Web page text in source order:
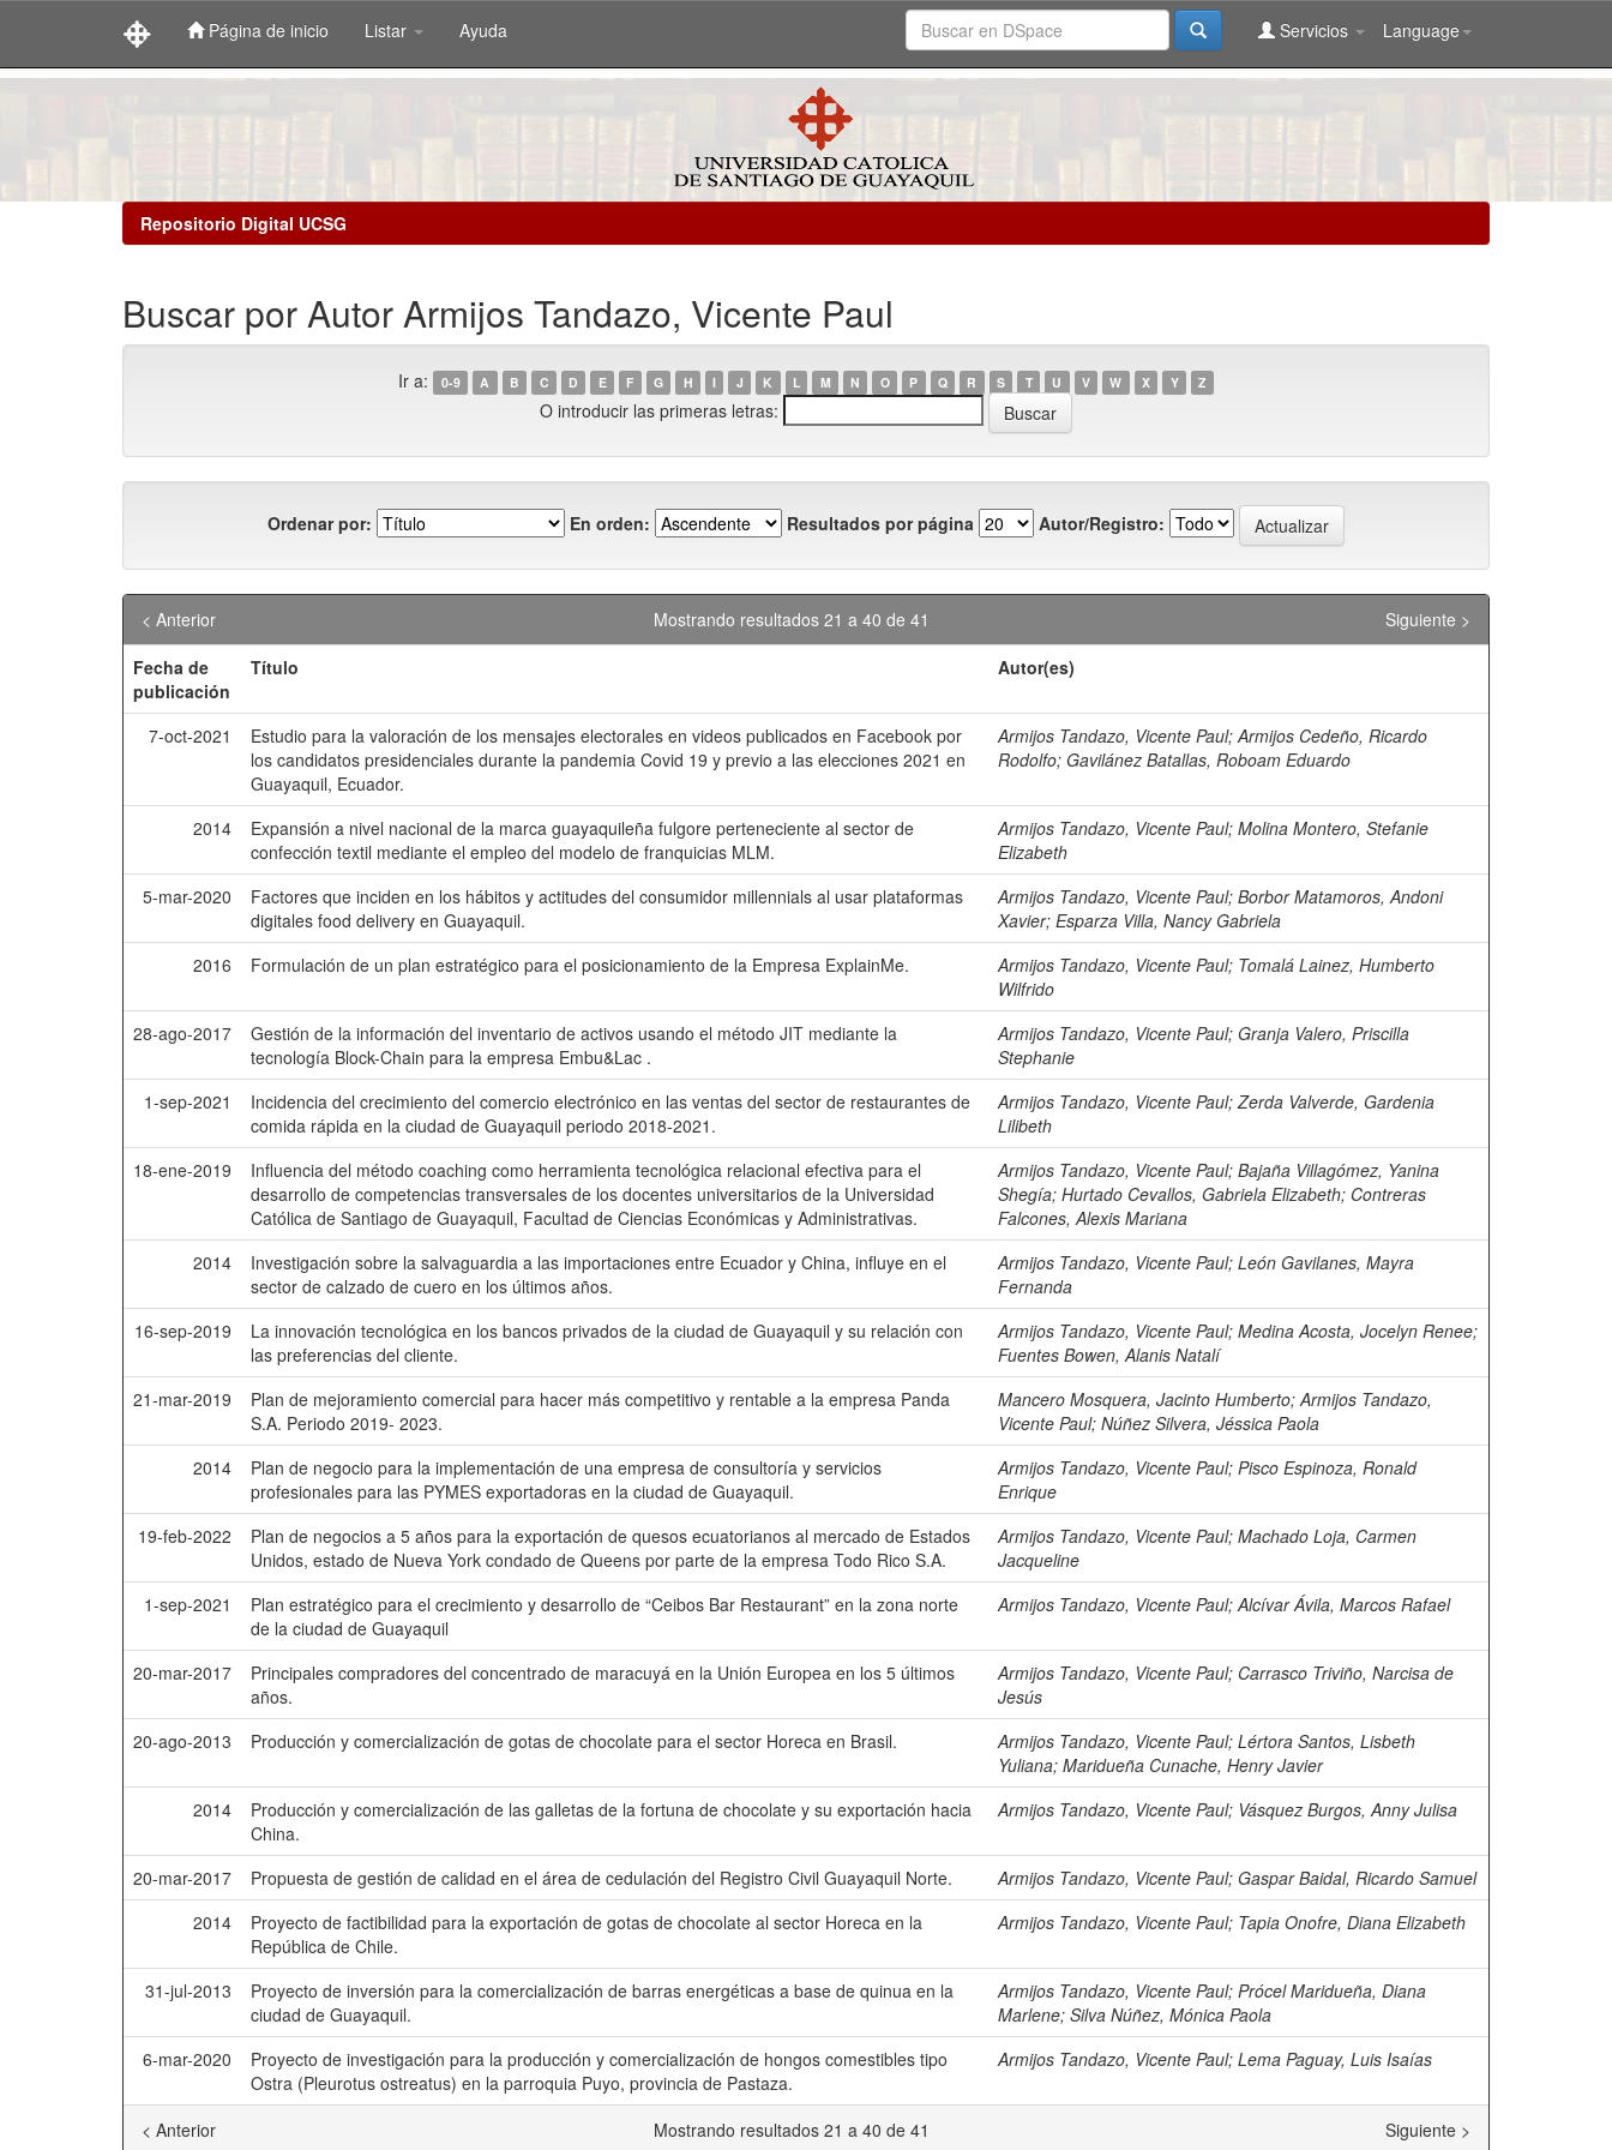
Página de inicio Listar Ayuda Language
Servicios
Repositorio Digital UCSG
Buscar por Autor Armijos Tandazo, Vicente Paul
Ir a: 0-9 A B C D E F G H I J K L M N O P Q R S T U V W X Y Z
O introducir las primeras letras:
Ordenar por: En orden: Resultados por página Autor/Registro:
Mostrando resultados 21 a 40 de 41
< Anterior
Siguiente >
Fecha de
publicación
Título Autor(es)
7-oct-2021
Estudio para la valoración de los mensajes electorales en videos publicados en Facebook por
los candidatos presidenciales durante la pandemia Covid 19 y previo a las elecciones 2021 en
Guayaquil, Ecuador.
Armijos Tandazo, Vicente Paul;Armijos Cedeño, Ricardo
Rodolfo; Gavilánez Batallas, Roboam Eduardo
2014
Expansión a nivel nacional de la marca guayaquileña fulgore perteneciente al sector de
confección textil mediante el empleo del modelo de franquicias MLM.
Armijos Tandazo, Vicente Paul; Molina Montero, Stefanie
Elizabeth
5-mar-2020
Factores que inciden en los hábitos y actitudes del consumidor millennials al usar plataformas
digitales food delivery en Guayaquil.
Armijos Tandazo, Vicente Paul; Borbor Matamoros, Andoni
Xavier; Esparza Villa, Nancy Gabriela
2016
Formulación de un plan estratégico para el posicionamiento de la Empresa ExplainMe. Armijos Tandazo, Vicente Paul; Tomalá Lainez, Humberto
Wilfrido
28-ago-2017
Gestión de la información del inventario de activos usando el método JIT mediante la
tecnología Block-Chain para la empresa Embu&Lac .
Armijos Tandazo, Vicente Paul; Granja Valero, Priscilla
Stephanie
1-sep-2021
Incidencia del crecimiento del comercio electrónico en las ventas del sector de restaurantes de
comida rápida en la ciudad de Guayaquil periodo 2018-2021.
Armijos Tandazo, Vicente Paul;Zerda Valverde, Gardenia
Lilibeth
18-ene-2019
Influencia del método coaching como herramienta tecnológica relacional efectiva para el
desarrollo de competencias transversales de los docentes universitarios de la Universidad
Católica de Santiago de Guayaquil, Facultad de Ciencias Económicas y Administrativas.
Armijos Tandazo, Vicente Paul; Bajaña Villagómez, Yanina
Shegía; Hurtado Cevallos, Gabriela Elizabeth; Contreras
Falcones, Alexis Mariana
2014
Investigación sobre la salvaguardia a las importaciones entre Ecuador y China, influye en el
sector de calzado de cuero en los últimos años.
Armijos Tandazo, Vicente Paul; León Gavilanes, Mayra
Fernanda
16-sep-2019
La innovación tecnológica en los bancos privados de la ciudad de Guayaquil y su relación con
las preferencias del cliente.
Armijos Tandazo, Vicente Paul; Medina Acosta, Jocelyn Renee;
Fuentes Bowen, Alanis Natalí
21-mar-2019
Plan de mejoramiento comercial para hacer más competitivo y rentable a la empresa Panda
S.A. Periodo 2019- 2023.
Mancero Mosquera, Jacinto Humberto;Armijos Tandazo,
Vicente Paul; Núñez Silvera, Jéssica Paola
2014
Plan de negocio para la implementación de una empresa de consultoría y servicios
profesionales para las PYMES exportadoras en la ciudad de Guayaquil.
Armijos Tandazo, Vicente Paul; Pisco Espinoza, Ronald
Enrique
19-feb-2022
Plan de negocios a 5 años para la exportación de quesos ecuatorianos al mercado de Estados
Unidos, estado de Nueva York condado de Queens por parte de la empresa Todo Rico S.A.
Armijos Tandazo, Vicente Paul; Machado Loja, Carmen
Jacqueline
1-sep-2021
Plan estratégico para el crecimiento y desarrollo de “Ceibos Bar Restaurant” en la zona norte
de la ciudad de Guayaquil
Armijos Tandazo, Vicente Paul;Alcívar Ávila, Marcos Rafael
20-mar-2017
Principales compradores del concentrado de maracuyá en la Unión Europea en los 5 últimos
años.
Armijos Tandazo, Vicente Paul; Carrasco Triviño, Narcisa de
Jesús
20-ago-2013
Producción y comercialización de gotas de chocolate para el sector Horeca en Brasil. Armijos Tandazo, Vicente Paul; Lértora Santos, Lisbeth
Yuliana; Maridueña Cunache, Henry Javier
2014
Producción y comercialización de las galletas de la fortuna de chocolate y su exportación hacia
China.
Armijos Tandazo, Vicente Paul; Vásquez Burgos, Anny Julisa
20-mar-2017 Propuesta de gestión de calidad en el área de cedulación del Registro Civil Guayaquil Norte. Armijos Tandazo, Vicente Paul; Gaspar Baidal, Ricardo Samuel
2014
Proyecto de factibilidad para la exportación de gotas de chocolate al sector Horeca en la
República de Chile.
Armijos Tandazo, Vicente Paul; Tapia Onofre, Diana Elizabeth
31-jul-2013
Proyecto de inversión para la comercialización de barras energéticas a base de quinua en la
ciudad de Guayaquil.
Armijos Tandazo, Vicente Paul; Prócel Maridueña, Diana
Marlene; Silva Núñez, Mónica Paola
6-mar-2020
Proyecto de investigación para la producción y comercialización de hongos comestibles tipo
Ostra (Pleurotus ostreatus) en la parroquia Puyo, provincia de Pastaza.
Armijos Tandazo, Vicente Paul; Lema Paguay, Luis Isaías
Mostrando resultados 21 a 40 de 41
< Anterior Siguiente >